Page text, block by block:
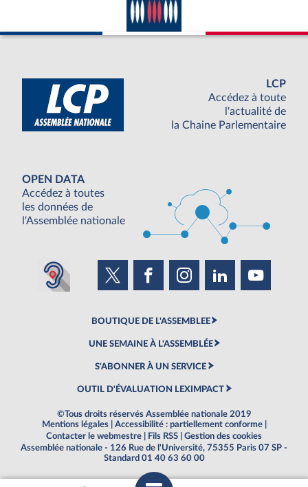
LCP
Accédez à toute
l'actualité de
la Chaine Parlementaire
OPEN DATA
Accédez à toutes
les données de
l'Assemblée nationale
BOUTIQUE DE L'ASSEMBLEE
UNE SEMAINE À L'ASSEMBLÉE
S'ABONNER À UN SERVICE
OUTIL D'ÉVALUATION LEXIMPACT
©Tous droits réservés Assemblée nationale 2019
Mentions légales
Accessibilité : partiellement conforme
Contacter le webmestre
Fils RSS
Gestion des cookies
Assemblée nationale - 126 Rue de l'Université, 75355 Paris 07 SP -
Standard 01 40 63 60 00